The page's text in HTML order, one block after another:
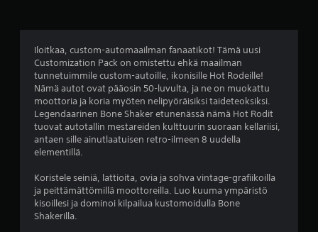
t
e
ä
v
i
Iloitkaa, custom-automaailman fanaatikot! Tämä uusi
Customization Pack on omistettu ehkä maailman
tunnetuimmile custom-autoille, ikonisille Hot Rodeille!
Nämä autot ovat pääosin 50-luvulta, ja ne on muokattu
moottoria ja koria myöten nelipyöräisiksi taideteoksiksi.
Legendaarinen Bone Shaker etunenässä nämä Hot Rodit
tuovat autotallin mestareiden kulttuurin suoraan kellariisi,
antaen sille ainutlaatuisen retro-ilmeen 8 uudella
elementillä.
Koristele seiniä, lattioita, ovia ja sohva vintage-grafiikoilla
ja peittämättömillä moottoreilla. Luo kuuma ympäristö
kisoillesi ja dominoi kilpailua kustomoidulla Bone
Shakerilla.